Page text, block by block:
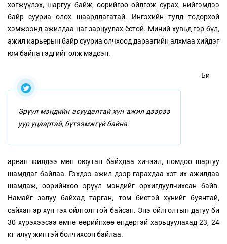
хөгжүүлэх, шаргуу байж, өөрийгөө ойлгож сурах, нийгэмдээ
байр сууриа олох шаардлагатай. Ингэхийн тулд тодорхой
хэмжээнд ажилдаа цаг зарцуулах ёстой. Миний хувьд гэр бүл,
ажил карьерын байр сууриа олчхоод дараагийн алхмаа хийдэг
юм байна гэдгийг олж мэдсэн.
Эрүүл мэндийн асуудалтай хүн ажил дээрээ
уур уцаартай, бүтээмжгүй байна.
Би
арван жилдээ мөн оюутан байхдаа хичээл, номдоо шаргуу
шамддаг байлаа. Гэхдээ ажил дээр гарахдаа хэт их ажилдаа
шамдаж, өөрийнхөө эрүүл мэндийг орхигдуулчихсан байв.
Намайг залуу байхад тарган, том биетэй хүнийг буянтай,
сайхан эр хүн гэх ойлголттой байсан. Энэ ойлголтын дагуу би
30 хүрэхээсээ өмнө өөрийнхөө өндөртэй харьцуулахад 23, 24
кг илүү жинтэй болчихсон байлаа.